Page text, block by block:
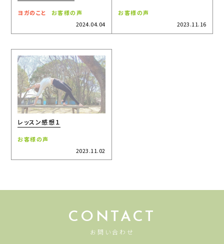
2024.04.04
ヨガのこと お客様の声
2023.11.16
お客様の声
2023.11.02
お客様の声
レッスン感想１
CONTACT
お問い合わせ